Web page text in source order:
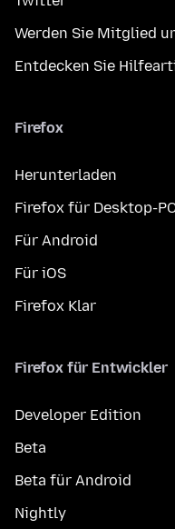
Werden Sie Mitglied
Entdecken Sie
Firefox
Herunterladen
Firefox für Desktop-
Für Android
Für iOS
Firefox Klar
Firefox für Entwickler
Developer Edition
Beta
Beta für Android
Nightly